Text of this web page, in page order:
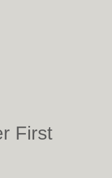
First